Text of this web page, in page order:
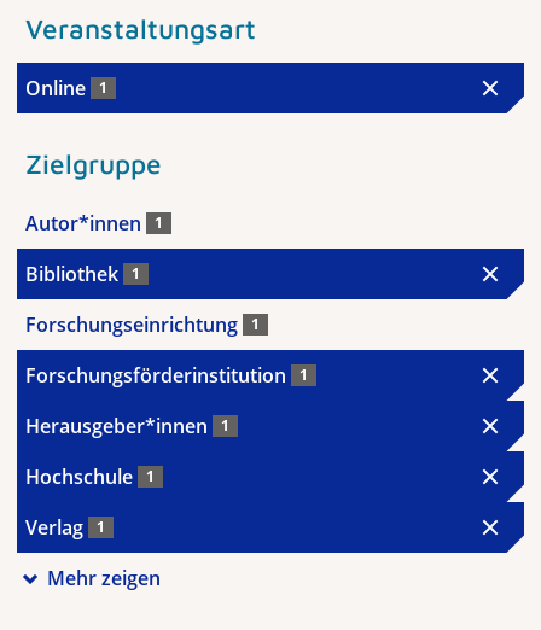
Veranstaltungsart
Online 1
Zielgruppe
Autor*innen 1
Bibliothek 1
Forschungseinrichtung 1
Forschungsförderinstitution 1
Herausgeber*innen 1
Hochschule 1
Verlag 1
Mehr zeigen